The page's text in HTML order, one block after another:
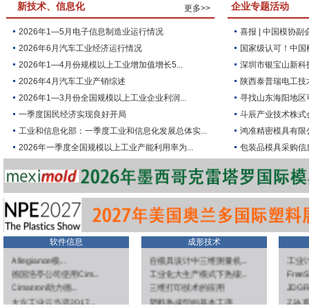
新技术、信息化 更多>> 企业专题活动
2026年1—5月电子信息制造业运行情况
2026年6月汽车工业经济运行情况
2026年1—4月份规模以上工业增加值增长5...
2026年4月汽车工业产销综述
2026年1—3月份全国规模以上工业企业利润...
一季度国民经济实现良好开局
工业和信息化部：一季度工业和信息化发展总体实...
2026年一季度全国规模以上工业产能利用率为...
喜报 | 中国模协副
国家级认可！中
深圳市银宝山新
陕西泰普瑞电工
寻找山东海阳地
斗辰产业技术株
鸿准精密模具有
包装品模具采购信
软件信息
解密随形冷却
Allegiance模...
德国浩亭公司使用Cim...
Cimatron助力德...
大方工业云当选2017...
成形技术
汽车冲压件小知识
在模具设计中三维测量机...
工业化大生产模式下热锻...
三维打印技术的应用
塑料热成型的基本工序
工业
ZJA